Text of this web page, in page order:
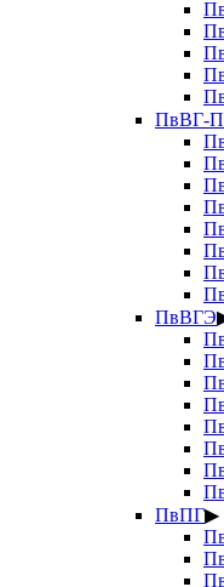
ПвВГ-П
ПвВГЭ
ПвПГ▶